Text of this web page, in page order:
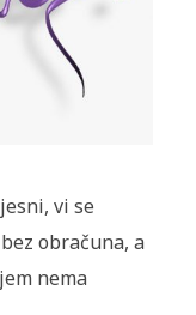
vi se
obračuna, a
nema